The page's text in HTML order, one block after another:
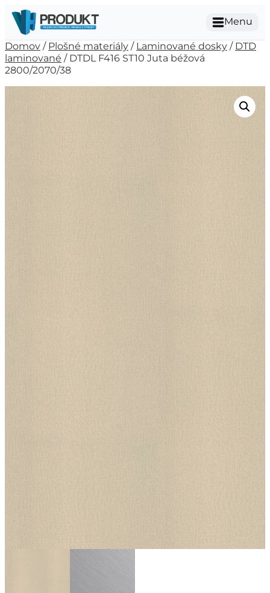
Menu
Domov / Plošné materiály / Laminované dosky / DTD
laminované / DTDL F416 ST10 Juta béžová
2800/2070/38